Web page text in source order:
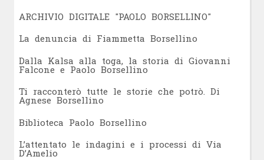
ARCHIVIO DIGITALE "PAOLO BORSELLINO"
La denuncia di Fiammetta Borsellino
Dalla Kalsa alla toga, la storia di Giovanni
Falcone e Paolo Borsellino
Ti racconterò tutte le storie che potrò. Di
Agnese Borsellino
Biblioteca Paolo Borsellino
L’attentato le indagini e i processi di Via
D’Amelio